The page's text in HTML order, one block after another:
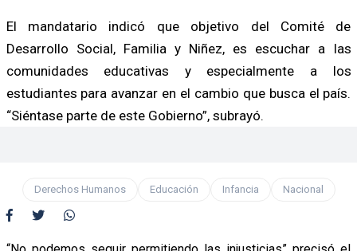
El mandatario indicó que objetivo del Comité de
Desarrollo Social, Familia y Niñez, es escuchar a las
comunidades educativas y especialmente a los
estudiantes para avanzar en el cambio que busca el país.
“Siéntase parte de este Gobierno”, subrayó.
Derechos Humanos Educación Infancia Nacional